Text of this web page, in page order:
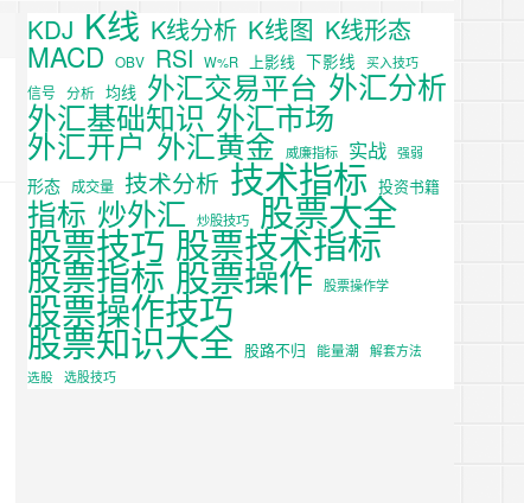
KDJ K线 K线分析 K线图 K线形态
MACD OBV RSI W%R 上影线 下影线 买入技巧
信号 分析 均线 外汇交易平台 外汇分析
外汇基础知识 外汇市场
外汇开户 外汇黄金 威廉指标 实战 强弱
形态 成交量 技术分析 技术指标 投资书籍
指标 炒外汇 炒股技巧 股票大全
股票技巧 股票技术指标
股票指标 股票操作 股票操作学
股票操作技巧
股票知识大全 股路不归 能量潮
解套方法
选股
选股技巧